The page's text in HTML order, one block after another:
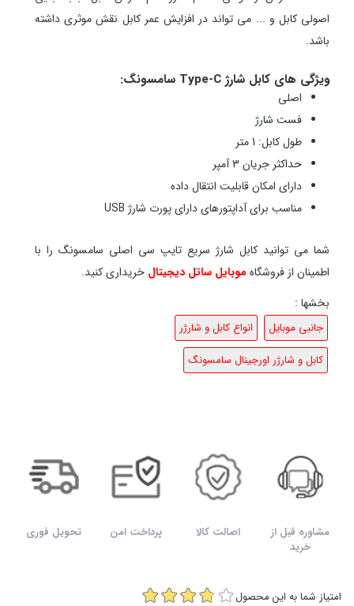
اصولی کابل و ... می تواند در افزایش عمر کابل نقش موثری داشته
باشد.
ویژگی های کابل شارژ Type-C سامسونگ:
اصلی
فست شارژ
طول کابل: 1 متر
حداکثر جریان 3 آمپر
دارای امکان قابلیت انتقال داده
مناسب برای آداپتورهای دارای پورت شارژ USB
شما می توانید کابل شارژ سریع تایپ سی اصلی سامسونگ را با
اطمینان از فروشگاه موبایل ساتل دیجیتال خریداری کنید.
بخشها :
جانبی موبایل
انواع کابل و شارژر
کابل و شارژر اورجینال سامسونگ
مشاوره قبل از
خرید
اصالت کالا پرداخت امن تحویل فوری
امتیاز شما به این محصول